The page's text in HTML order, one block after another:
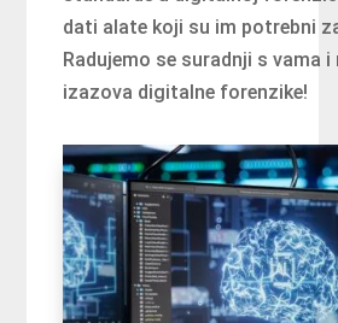
dati alate koji su im potrebni
Radujemo se suradnji s vama
izazova digitalne forenzike!